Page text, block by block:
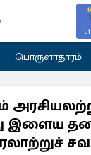
பொருளாதாரம்
இளைய